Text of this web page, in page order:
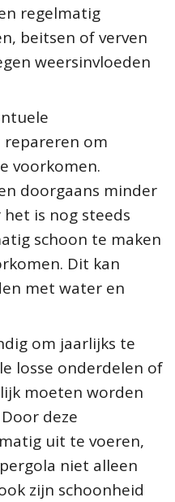
regelmatig
beitsen of verven
weersinvloeden
repareren om
voorkomen.
doorgaans minder
is nog steeds
schoon te maken
Dit kan
met water en
om jaarlijks te
losse onderdelen of
moeten worden
deze
uit te voeren,
niet alleen
zijn schoonheid